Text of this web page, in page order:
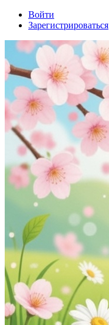
Войти
Зарегистрироваться